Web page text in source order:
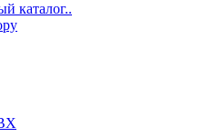
каталог..